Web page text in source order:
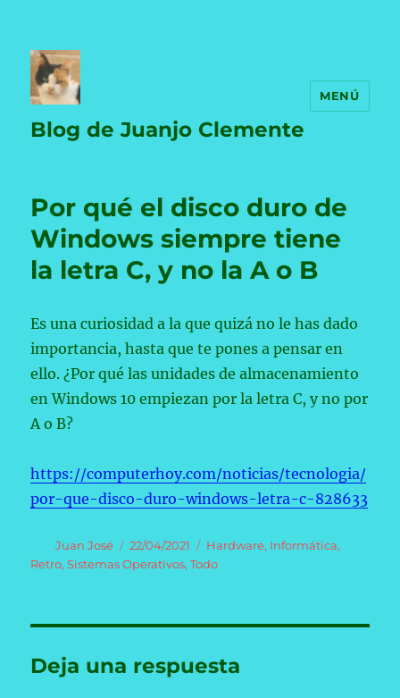
Blog de Juanjo Clemente
MENÚ
Por qué el disco duro de
Windows siempre tiene
la letra C, y no la A o B
Es una curiosidad a la que quizá no le has dado
importancia, hasta que te pones a pensar en
ello. ¿Por qué las unidades de almacenamiento
en Windows 10 empiezan por la letra C, y no por
A o B?
https://computerhoy.com/noticias/tecnologia/
por-que-disco-duro-windows-letra-c-828633
Autor
Juan José
Publicado
el
22/04/2021 Categorías
Hardware, Informática,
Retro,Sistemas Operativos,Todo
Deja una respuesta